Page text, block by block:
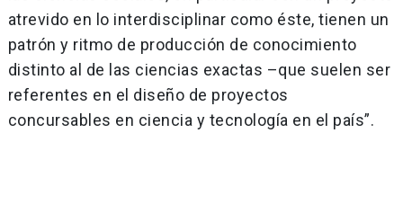
atrevido en lo interdisciplinar como éste, tienen un
patrón y ritmo de producción de conocimiento
distinto al de las ciencias exactas –que suelen ser
referentes en el diseño de proyectos
concursables en ciencia y tecnología en el país”.